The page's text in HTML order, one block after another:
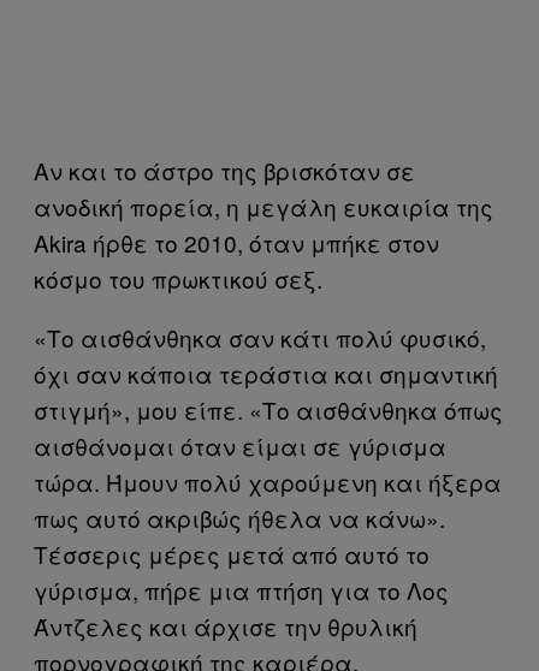
Αν και το άστρο της βρισκόταν σε
ανοδική πορεία, η μεγάλη ευκαιρία της
Akira ήρθε το 2010, όταν μπήκε στον
κόσμο του πρωκτικού σεξ.
«Το αισθάνθηκα σαν κάτι πολύ φυσικό,
όχι σαν κάποια τεράστια και σημαντική
στιγμή», μου είπε. «Το αισθάνθηκα όπως
αισθάνομαι όταν είμαι σε γύρισμα
τώρα. Ήμουν πολύ χαρούμενη και ήξερα
πως αυτό ακριβώς ήθελα να κάνω».
Τέσσερις μέρες μετά από αυτό το
γύρισμα, πήρε μια πτήση για το Λος
Άντζελες και άρχισε την θρυλική
πορνογραφική της καριέρα.